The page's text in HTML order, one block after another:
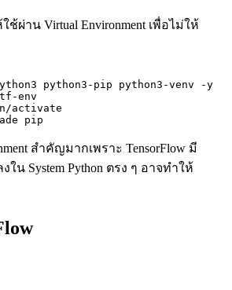
ช้ผ่าน Virtual Environment เพื่อไม่ให้
python3-pip python3-venv -y
env
activate
pip
สำคัญมากเพราะ TensorFlow มี
งใน System Python ตรง ๆ อาจทำให้